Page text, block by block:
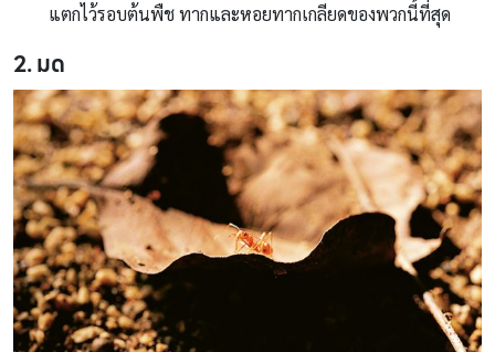
แตกไว้รอบต้นพืช ทากและหอยทากเกลียดของพวกนี้ที่สุด
2. มด